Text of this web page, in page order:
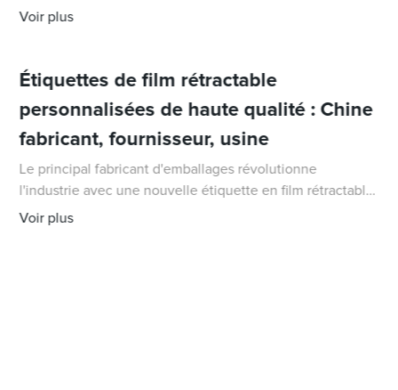
une solution durable et polyvalente [Nom/Date de la
Voir plus
Étiquettes de film rétractable
personnalisées de haute qualité : Chine
fabricant, fournisseur, usine
Le principal fabricant d'emballages révolutionne
l'industrie avec une nouvelle étiquette en film rétractable
Avec plus de trois décennies d'expérience dans
Voir plus